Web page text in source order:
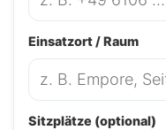
Einsatzort / Raum
Sitzplätze (optional)